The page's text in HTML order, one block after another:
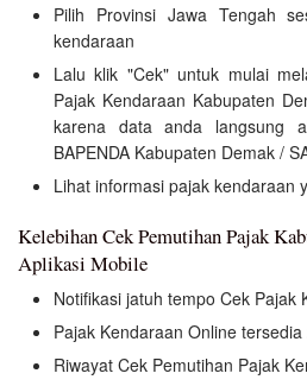
Pilih Provinsi Jawa Tengah
kendaraan
Lalu klik "Cek" untuk mulai
Pajak Kendaraan Kabupaten
karena data anda langsung
BAPENDA Kabupaten Demak /
Lihat informasi pajak kendaraan
Kelebihan Cek Pemutihan Pajak
Aplikasi Mobile
Notifikasi jatuh tempo Cek Pajak
Pajak Kendaraan Online
Riwayat Cek Pemutihan Pajak